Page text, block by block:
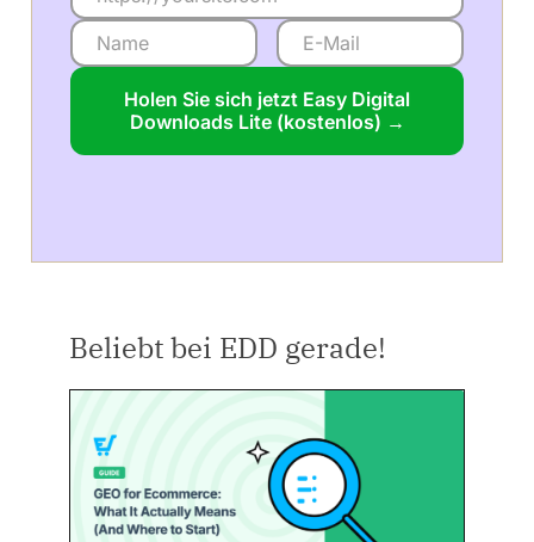
Holen Sie sich jetzt Easy Digital
Downloads Lite (kostenlos) →
Beliebt bei EDD gerade!